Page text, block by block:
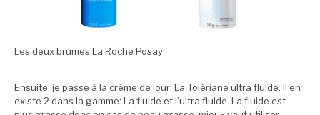
Les deux brumes La Roche Posay
Ensuite, je passe à la crème de jour: La Tolériane ultra fluide. Il en
existe 2 dans la gamme: La fluide et l’ultra fluide. La fluide est